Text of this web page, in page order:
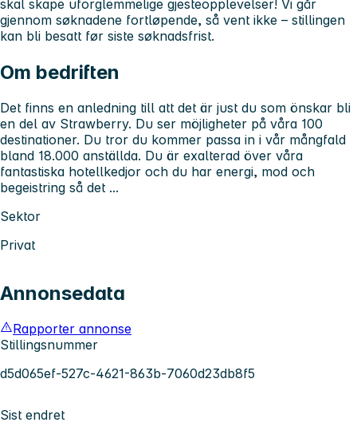
skal skape uforglemmelige gjesteopplevelser! Vi går
gjennom søknadene fortløpende, så vent ikke – stillingen
kan bli besatt før siste søknadsfrist.
Om bedriften
Det finns en anledning till att det är just du som önskar bli
en del av Strawberry. Du ser möjligheter på våra 100
destinationer. Du tror du kommer passa in i vår mångfald
bland 18.000 anställda. Du är exalterad över våra
fantastiska hotellkedjor och du har energi, mod och
begeistring så det ...
Sektor
Privat
Annonsedata
Rapporter annonse
Stillingsnummer
d5d065ef-527c-4621-863b-7060d23db8f5
Sist endret